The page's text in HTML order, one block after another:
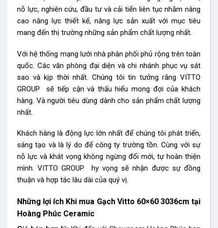
nỗ lực, nghiên cứu, đầu tư và cải tiến liên tục nhằm nâng
cao năng lực thiết kế, năng lực sản xuất với mục tiêu
mang đến thị trường những sản phẩm chất lượng nhất.
Với hệ thống mạng lưới nhà phân phối phủ rộng trên toàn
quốc. Các văn phòng đại diện và chi nhánh phục vụ sát
sao và kịp thời nhất. Chúng tôi tin tưởng rằng VITTO
GROUP sẽ tiếp cận và thấu hiểu mong đợi của khách
hàng. Và người tiêu dùng dành cho sản phẩm chất lượng
nhất.
Khách hàng là động lực lớn nhất để chúng tôi phát triển,
sáng tạo và là lý do để công ty trường tồn. Cùng với sự
nỗ lực và khát vọng không ngừng đổi mới, tự hoàn thiện
mình. VITTO GROUP hy vọng sẽ nhận được sự đồng
thuận và hợp tác lâu dài của quý vị.
Những lợi ích Khi mua Gạch Vitto 60×60 3036cm tại
Hoàng Phúc Ceramic